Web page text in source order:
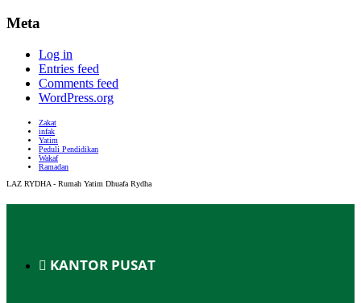
Meta
Log in
Entries feed
Comments feed
WordPress.org
Zakat
infak
Yatim
Peduli Pendidikan
Wakaf
Ramadan
LAZ RYDHA - Rumah Yatim Dhuafa Rydha
KANTOR PUSAT